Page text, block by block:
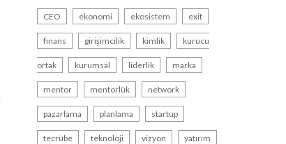
CEO ekonomi ekosistem exit
finans girişimcilik kimlik kurucu
ortak kurumsal liderlik marka
mentor mentorlük network
pazarlama planlama startup
tecrübe teknoloji vizyon yatırım